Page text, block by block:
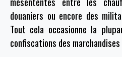
douaniers ou encore des
Tout cela occasionne la
confiscations des marchandises